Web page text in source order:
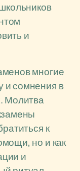
и
многие
и сомнения в
Молитва
к
но и как
и